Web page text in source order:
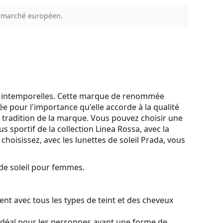
européen.
Cette marque de renommée
pour l'importance qu'elle accorde à la qualité
de la marque. Vous pouvez choisir une
sportif de la collection Linea Rossa, avec la
avec les lunettes de soleil Prada, vous
soleil pour femmes.
avec tous les types de teint et des cheveux